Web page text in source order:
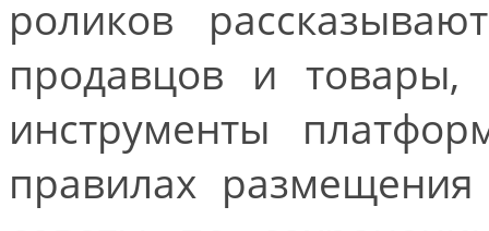
роликов
продавцов и товары,
инструменты
правилах